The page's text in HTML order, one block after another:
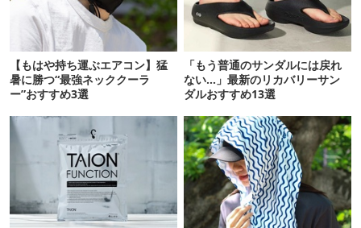
【もはや持ち運ぶエアコン】猛
暑に勝つ“最強ネッククーラ
ー”おすすめ3選
「もう普通のサンダルには戻れ
ない…」最新のリカバリーサン
ダルおすすめ13選